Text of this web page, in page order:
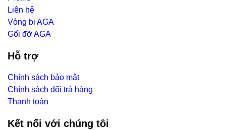
Liên hệ
Vòng bi AGA
Gối đỡ AGA
Hỗ trợ
Chính sách bảo mật
Chính sách đổi trả hàng
Thanh toán
Kết nối với chúng tôi